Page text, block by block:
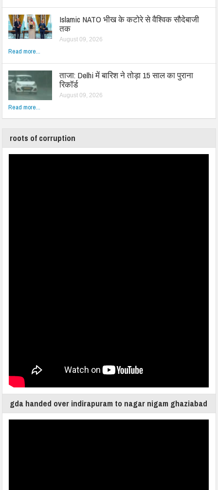
Islamic NATO भीख के कटोरे से वैश्विक सौदेबाजी
तक
August 09, 2026
Read more...
ताजा: Delhi में बारिश ने तोड़ा 15 साल का पुराना
रिकॉर्ड
August 09, 2026
Read more...
roots of corruption
gda handed over indirapuram to nagar nigam ghaziabad